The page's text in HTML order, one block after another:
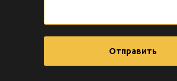
Отправить